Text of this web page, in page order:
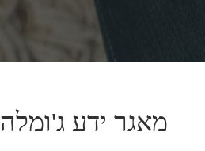
מאגר ידע ג'ומלה